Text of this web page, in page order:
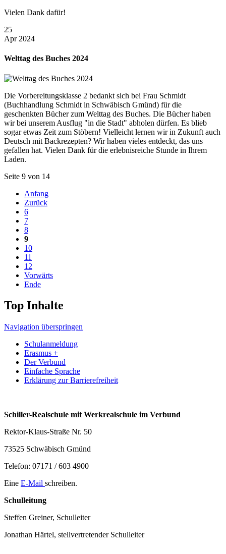
Vielen Dank dafür!
25
Apr 2024
Welttag des Buches 2024
Die Vorbereitungsklasse 2 bedankt sich bei Frau Schmidt
(Buchhandlung Schmidt in Schwäbisch Gmünd) für die
geschenkten Bücher zum Welttag des Buches. Die Bücher haben
wir bei unserem Ausflug "in die Stadt" abholen dürfen. Es blieb
sogar etwas Zeit zum Stöbern! Vielleicht lernen wir in Zukunft auch
Deutsch mit Backrezepten? Wir haben vieles entdeckt, das uns
gefallen hat. Vielen Dank für die erlebnisreiche Stunde in Ihrem
Laden.
Seite 9 von 14
Anfang
Zurück
6
7
8
9
10
11
12
Vorwärts
Ende
Top Inhalte
Navigation überspringen
Schulanmeldung
Erasmus +
Der Verbund
Einfache Sprache
Erklärung zur Barrierefreiheit
Schiller-Realschule mit Werkrealschule im Verbund
Rektor-Klaus-Straße Nr. 50
73525 Schwäbisch Gmünd
Telefon: 07171 / 603 4900
Eine E-Mail schreiben.
Schulleitung
Steffen Greiner, Schulleiter
Jonathan Härtel, stellvertretender Schulleiter